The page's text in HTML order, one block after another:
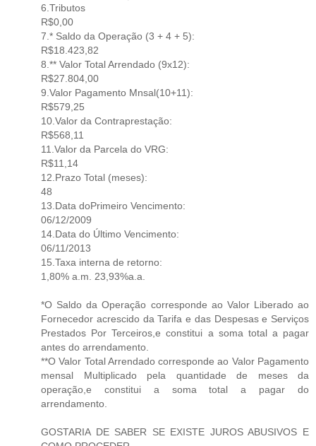
6.Tributos
R$0,00
7.* Saldo da Operação (3 + 4 + 5):
R$18.423,82
8.** Valor Total Arrendado (9x12):
R$27.804,00
9.Valor Pagamento Mnsal(10+11):
R$579,25
10.Valor da Contraprestação:
R$568,11
11.Valor da Parcela do VRG:
R$11,14
12.Prazo Total (meses):
48
13.Data doPrimeiro Vencimento:
06/12/2009
14.Data do Último Vencimento:
06/11/2013
15.Taxa interna de retorno:
1,80% a.m. 23,93%a.a.
*O Saldo da Operação corresponde ao Valor Liberado ao
Fornecedor acrescido da Tarifa e das Despesas e Serviços
Prestados Por Terceiros,e constitui a soma total a pagar
antes do arrendamento.
**O Valor Total Arrendado corresponde ao Valor Pagamento
mensal Multiplicado pela quantidade de meses da
operação,e constitui a soma total a pagar do
arrendamento.
GOSTARIA DE SABER SE EXISTE JUROS ABUSIVOS E